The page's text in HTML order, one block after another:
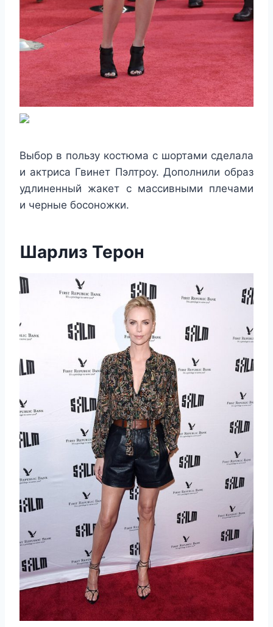
Выбор в пользу костюма с шортами сделала
и актриса Гвинет Пэлтроу. Дополнили образ
удлиненный жакет с массивными плечами
и черные босоножки.
Шарлиз Терон